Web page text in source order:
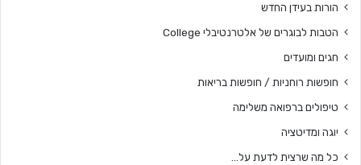
הורות בעידן החדש
הטבות לבוגרים של אלטרנטיבלי College
חגים ומועדים
חופשות רוחניות / חופשות בריאות
טיפולים ברפואה משלימה
יוגה ומדיטציה
כל מה שרצית לדעת על…